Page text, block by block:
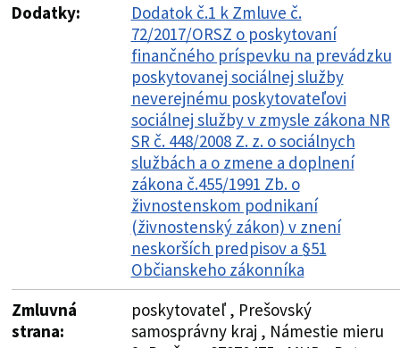
Dodatky:
Dodatok č.1 k Zmluve č.
72/2017/ORSZ o poskytovaní
finančného príspevku na prevádzku
poskytovanej sociálnej služby
neverejnému poskytovateľovi
sociálnej služby v zmysle zákona NR
SR č. 448/2008 Z. z. o sociálnych
službách a o zmene a doplnení
zákona č.455/1991 Zb. o
živnostenskom podnikaní
(živnostenský zákon) v znení
neskorších predpisov a §51
Občianskeho zákonníka
Zmluvná
strana:
poskytovateľ , Prešovský
samosprávny kraj , Námestie mieru